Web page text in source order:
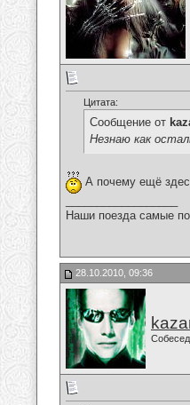
Цитата:
Сообщение от
Незнаю как
А почему ещё
Наши поезда самые
28.10.2010, 09:36